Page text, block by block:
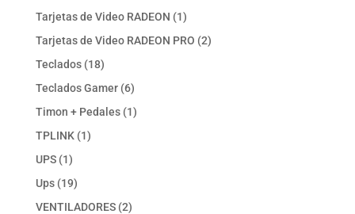
productos
Tarjetas de Video RADEON 11
producto
Tarjetas de Video RADEON PRO 22
Teclados 1818
productos
Teclados Gamer 66
productos
Timon + Pedales 11
TPLINK 11
UPS 11
producto
Ups 1919
productos
VENTILADORES 22